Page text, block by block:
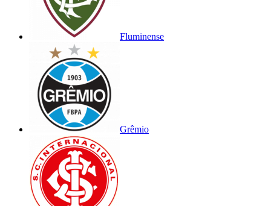
Fluminense
Grêmio